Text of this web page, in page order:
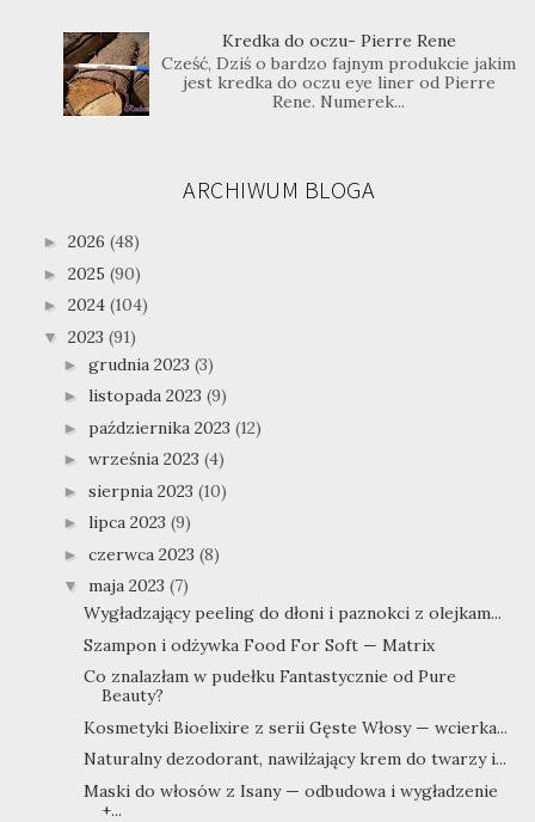
Kredka do oczu- Pierre Rene
Cześć, Dziś o bardzo fajnym produkcie jakim
jest kredka do oczu eye liner od Pierre
Rene. Numerek...
ARCHIWUM BLOGA
► 2026 (48)
► 2025 (90)
► 2024 (104)
▼ 2023 (91)
► grudnia 2023 (3)
► listopada 2023 (9)
► października 2023 (12)
► września 2023 (4)
► sierpnia 2023 (10)
► lipca 2023 (9)
► czerwca 2023 (8)
▼ maja 2023 (7)
Wygładzający peeling do dłoni i paznokci z olejkam...
Szampon i odżywka Food For Soft — Matrix
Co znalazłam w pudełku Fantastycznie od Pure
Beauty?
Kosmetyki Bioelixire z serii Gęste Włosy — wcierka...
Naturalny dezodorant, nawilżający krem do twarzy i...
Maski do włosów z Isany — odbudowa i wygładzenie
+...